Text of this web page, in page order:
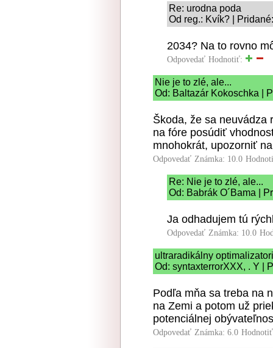
Re: urodna poda
Od reg.: Kvík? |
2034? Na to rovno
Odpovedať Hodnotiť:
Nie je to zlé, ale...
Od: Baltazár Kokoschka |
Škoda, že sa neuvádza
na fóre posúdiť
mnohokrát, upozorniť
Odpovedať Známka: 10.0
Re: Nie je to zlé, ale...
Od: Babrák O´Bama |
Ja odhadujem tú
Odpovedať Známka: 10.0
ultraradikálny
Od: syntaxterrorXXX, . Y |
Podľa mňa sa treba na
na Zemi a potom už
potenciálnej
Odpovedať Známka: 6.0